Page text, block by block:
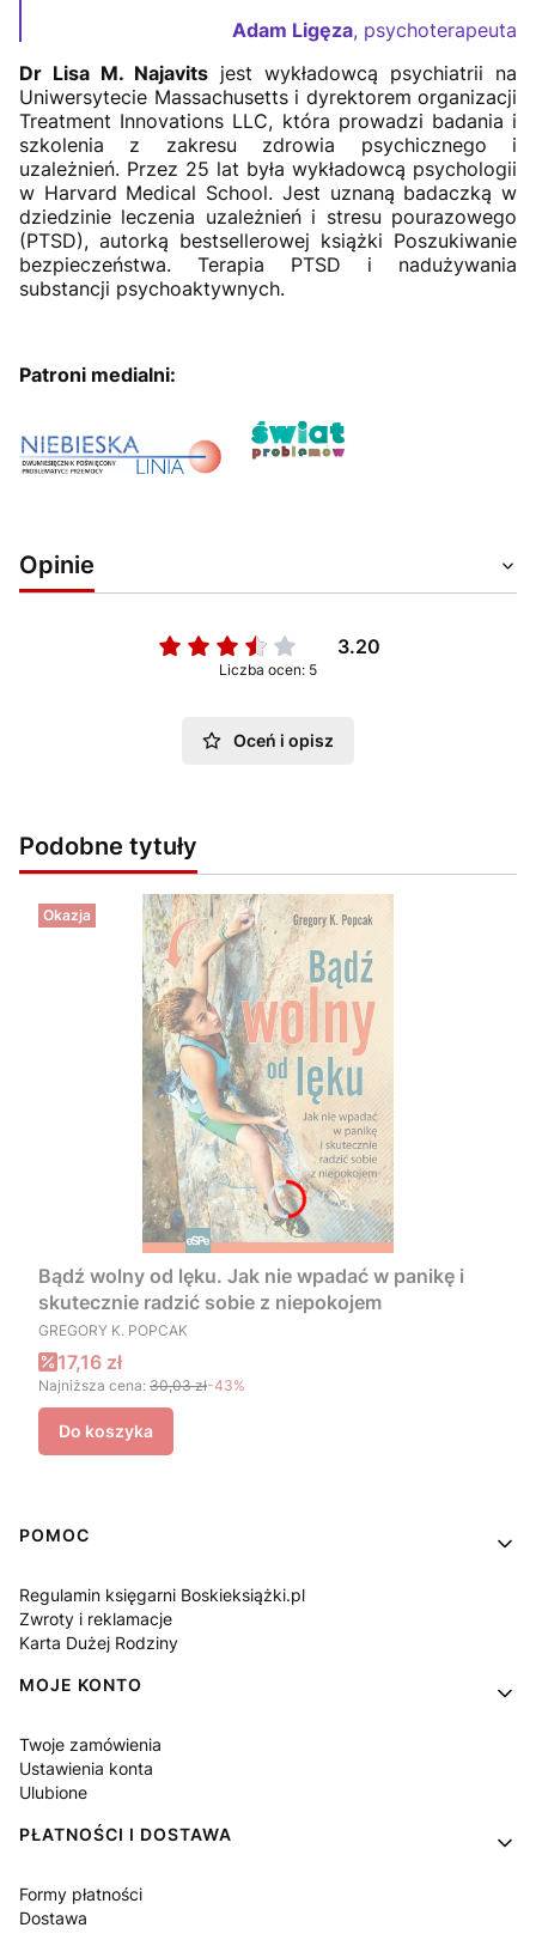
Adam Ligęza, psychoterapeuta
Dr Lisa M. Najavits jest wykładowcą psychiatrii na
Uniwersytecie Massachusetts i dyrektorem organizacji
Treatment Innovations LLC, która prowadzi badania i
szkolenia z zakresu zdrowia psychicznego i
uzależnień. Przez 25 lat była wykładowcą psychologii
w Harvard Medical School. Jest uznaną badaczką w
dziedzinie leczenia uzależnień i stresu pourazowego
(PTSD), autorką bestsellerowej książki Poszukiwanie
bezpieczeństwa. Terapia PTSD i nadużywania
substancji psychoaktywnych.
Patroni medialni:
Opinie
3.20
Liczba ocen: 5
Oceń i opisz
Podobne tytuły
Okazja
Bądź wolny od lęku. Jak nie wpadać w panikę i
skutecznie radzić sobie z niepokojem
PRODUCENT
GREGORY K. POPCAK
Cena promocyjna
17,16 zł
Najniższa cena: 30,03 zł-43%
Do koszyka
Linki w stopce
POMOC
Regulamin księgarni Boskieksiążki.pl
Zwroty i reklamacje
Karta Dużej Rodziny
MOJE KONTO
Twoje zamówienia
Ustawienia konta
Ulubione
PŁATNOŚCI I DOSTAWA
Formy płatności
Dostawa